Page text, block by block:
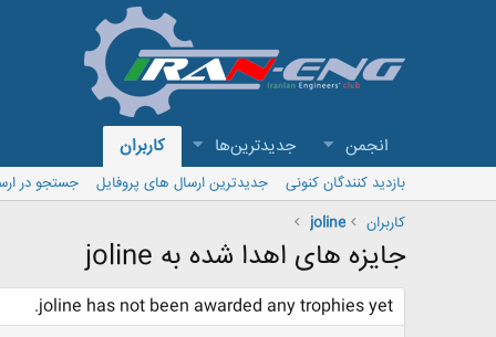
انجمن جدیدترین‌ها کاربران
بازدید کنندگان کنونی جدیدترین ارسال های پروفایل
جستجو در
کاربران
joline
جایزه های اهدا شده به joline
joline has not been awarded any trophies yet.